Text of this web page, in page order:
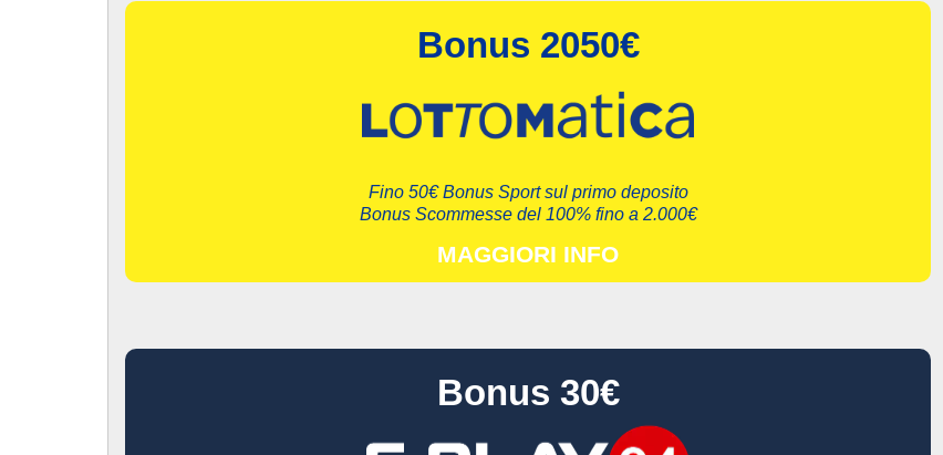
Bonus 2050€
Fino 50€ Bonus Sport sul primo deposito
Bonus Scommesse del 100% fino a 2.000€
MAGGIORI INFO
Bonus 30€